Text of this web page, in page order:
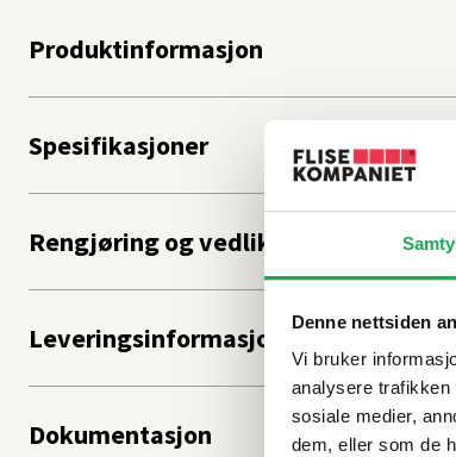
Denne nettsiden
Vi bruker
analysere trafikken
sosiale medier,
dem, eller som de
Produktinformasjon
Spesifikasjoner
Rengjøring og vedlikehold
Leveringsinformasjon
Dokumentasjon